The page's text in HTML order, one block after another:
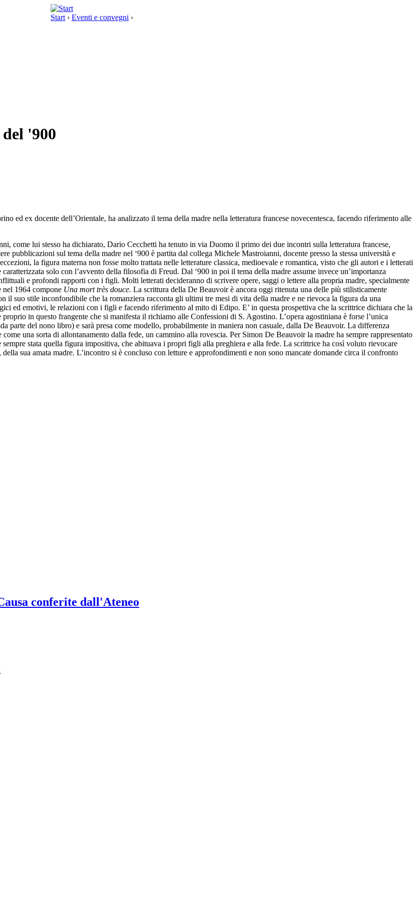
Start › Eventi e convegni ›
'900
ed ex docente dell’Orientale, ha analizzato il tema della madre nella letteratura francese novecentesca, facendo riferimento alle
come lui stesso ha dichiarato, Dario Cecchetti ha tenuto in via Duomo il primo dei due incontri sulla letteratura francese,
pubblicazioni sul tema della madre nel ‘900 è partita dal collega Michele Mastroianni, docente presso la stessa università e
la figura materna non fosse molto trattata nelle letterature classica, medioevale e romantica, visto che gli autori e i letterati
solo con l’avvento della filosofia di Freud. Dal ‘900 in poi il tema della madre assume invece un’importanza
e profondi rapporti con i figli. Molti letterati decideranno di scrivere opere, saggi o lettere alla propria madre, specialmente
nel 1964 compone Una mort très douce. La scrittura della De Beauvoir è ancora oggi ritenuta una delle più stilisticamente
il suo stile inconfondibile che la romanziera racconta gli ultimi tre mesi di vita della madre e ne rievoca la figura da una
ed emotivi, le relazioni con i figli e facendo riferimento al mito di Edipo. E’ in questa prospettiva che la scrittrice dichiara che la
in questo frangente che si manifesta il richiamo alle Confessioni di S. Agostino. L’opera agostiniana è forse l’unica
parte del nono libro) e sarà presa come modello, probabilmente in maniera non casuale, dalla De Beauvoir. La differenza
una sorta di allontanamento dalla fede, un cammino alla rovescia. Per Simon De Beauvoir la madre ha sempre rappresentato
stata quella figura impositiva, che abituava i propri figli alla preghiera e alla fede. La scrittrice ha così voluto rievocare
sua amata madre. L’incontro si è concluso con letture e approfondimenti e non sono mancate domande circa il confronto
conferite dall'Ateneo